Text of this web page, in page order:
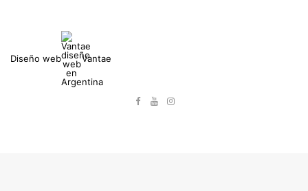
Diseño web Vantae